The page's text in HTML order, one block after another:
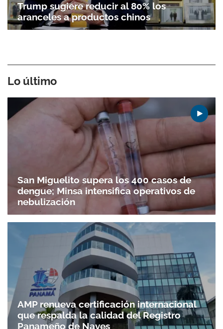
Trump sugiere reducir al 80% los
aranceles a productos chinos
Lo último
San Miguelito supera los 400 casos de
dengue; Minsa intensifica operativos de
nebulización
AMP renueva certificación internacional
que respalda la calidad del Registro
Panameño de Naves